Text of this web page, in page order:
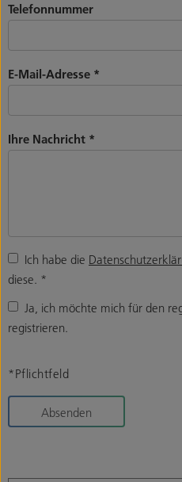
Telefonnummer
E-Mail-Adresse *
Ihre Nachricht *
Ich habe die
diese. *
Ja, ich möchte mich für den
registrieren.
*Pflichtfeld
Absenden